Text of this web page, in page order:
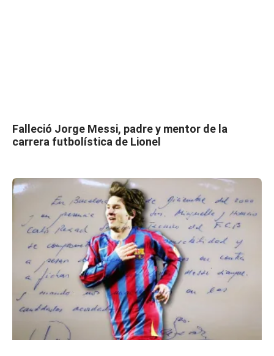
Falleció Jorge Messi, padre y mentor de la
carrera futbolística de Lionel